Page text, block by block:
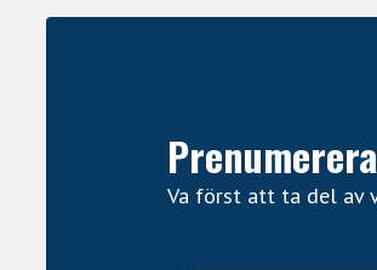
Va först att ta del av